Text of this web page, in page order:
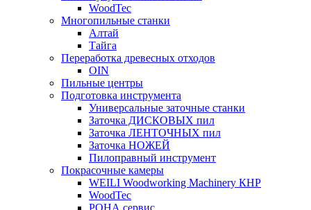
WoodTec
Многопильные станки
Алтай
Тайга
Переработка древесных отходов
OIN
Пильные центры
Подготовка инструмента
Универсальные заточные станки
Заточка ДИСКОВЫХ пил
Заточка ЛЕНТОЧНЫХ пил
Заточка НОЖЕЙ
Пилоправный инструмент
Покрасочные камеры
WEILI Woodworking Machinery КНР
WoodTec